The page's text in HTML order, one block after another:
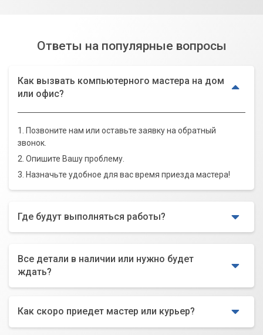
Ответы на популярные вопросы
Как вызвать компьютерного мастера на дом
или офис?
1. Позвоните нам или оставьте заявку на обратный
звонок.
2. Опишите Вашу проблему.
3. Назначьте удобное для вас время приезда мастера!
Где будут выполняться работы?
Все детали в наличии или нужно будет
ждать?
Как скоро приедет мастер или курьер?